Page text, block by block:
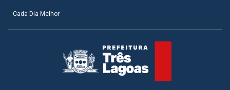
Cada Dia Melhor